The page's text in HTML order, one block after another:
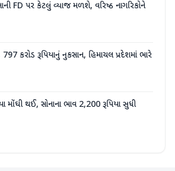
FD પર કેટલું વ્યાજ મળશે, વરિષ્ઠ નાગરિકોને
797 કરોડ રૂપિયાનું નુકસાન, હિમાચલ પ્રદેશમાં ભારે
મોંઘી થઈ, સોનાના ભાવ 2,200 રૂપિયા સુધી